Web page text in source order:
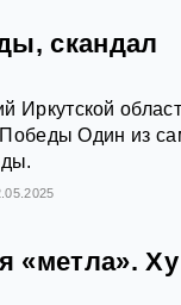
скандал
Иркутской
Победы Один из
«метла».